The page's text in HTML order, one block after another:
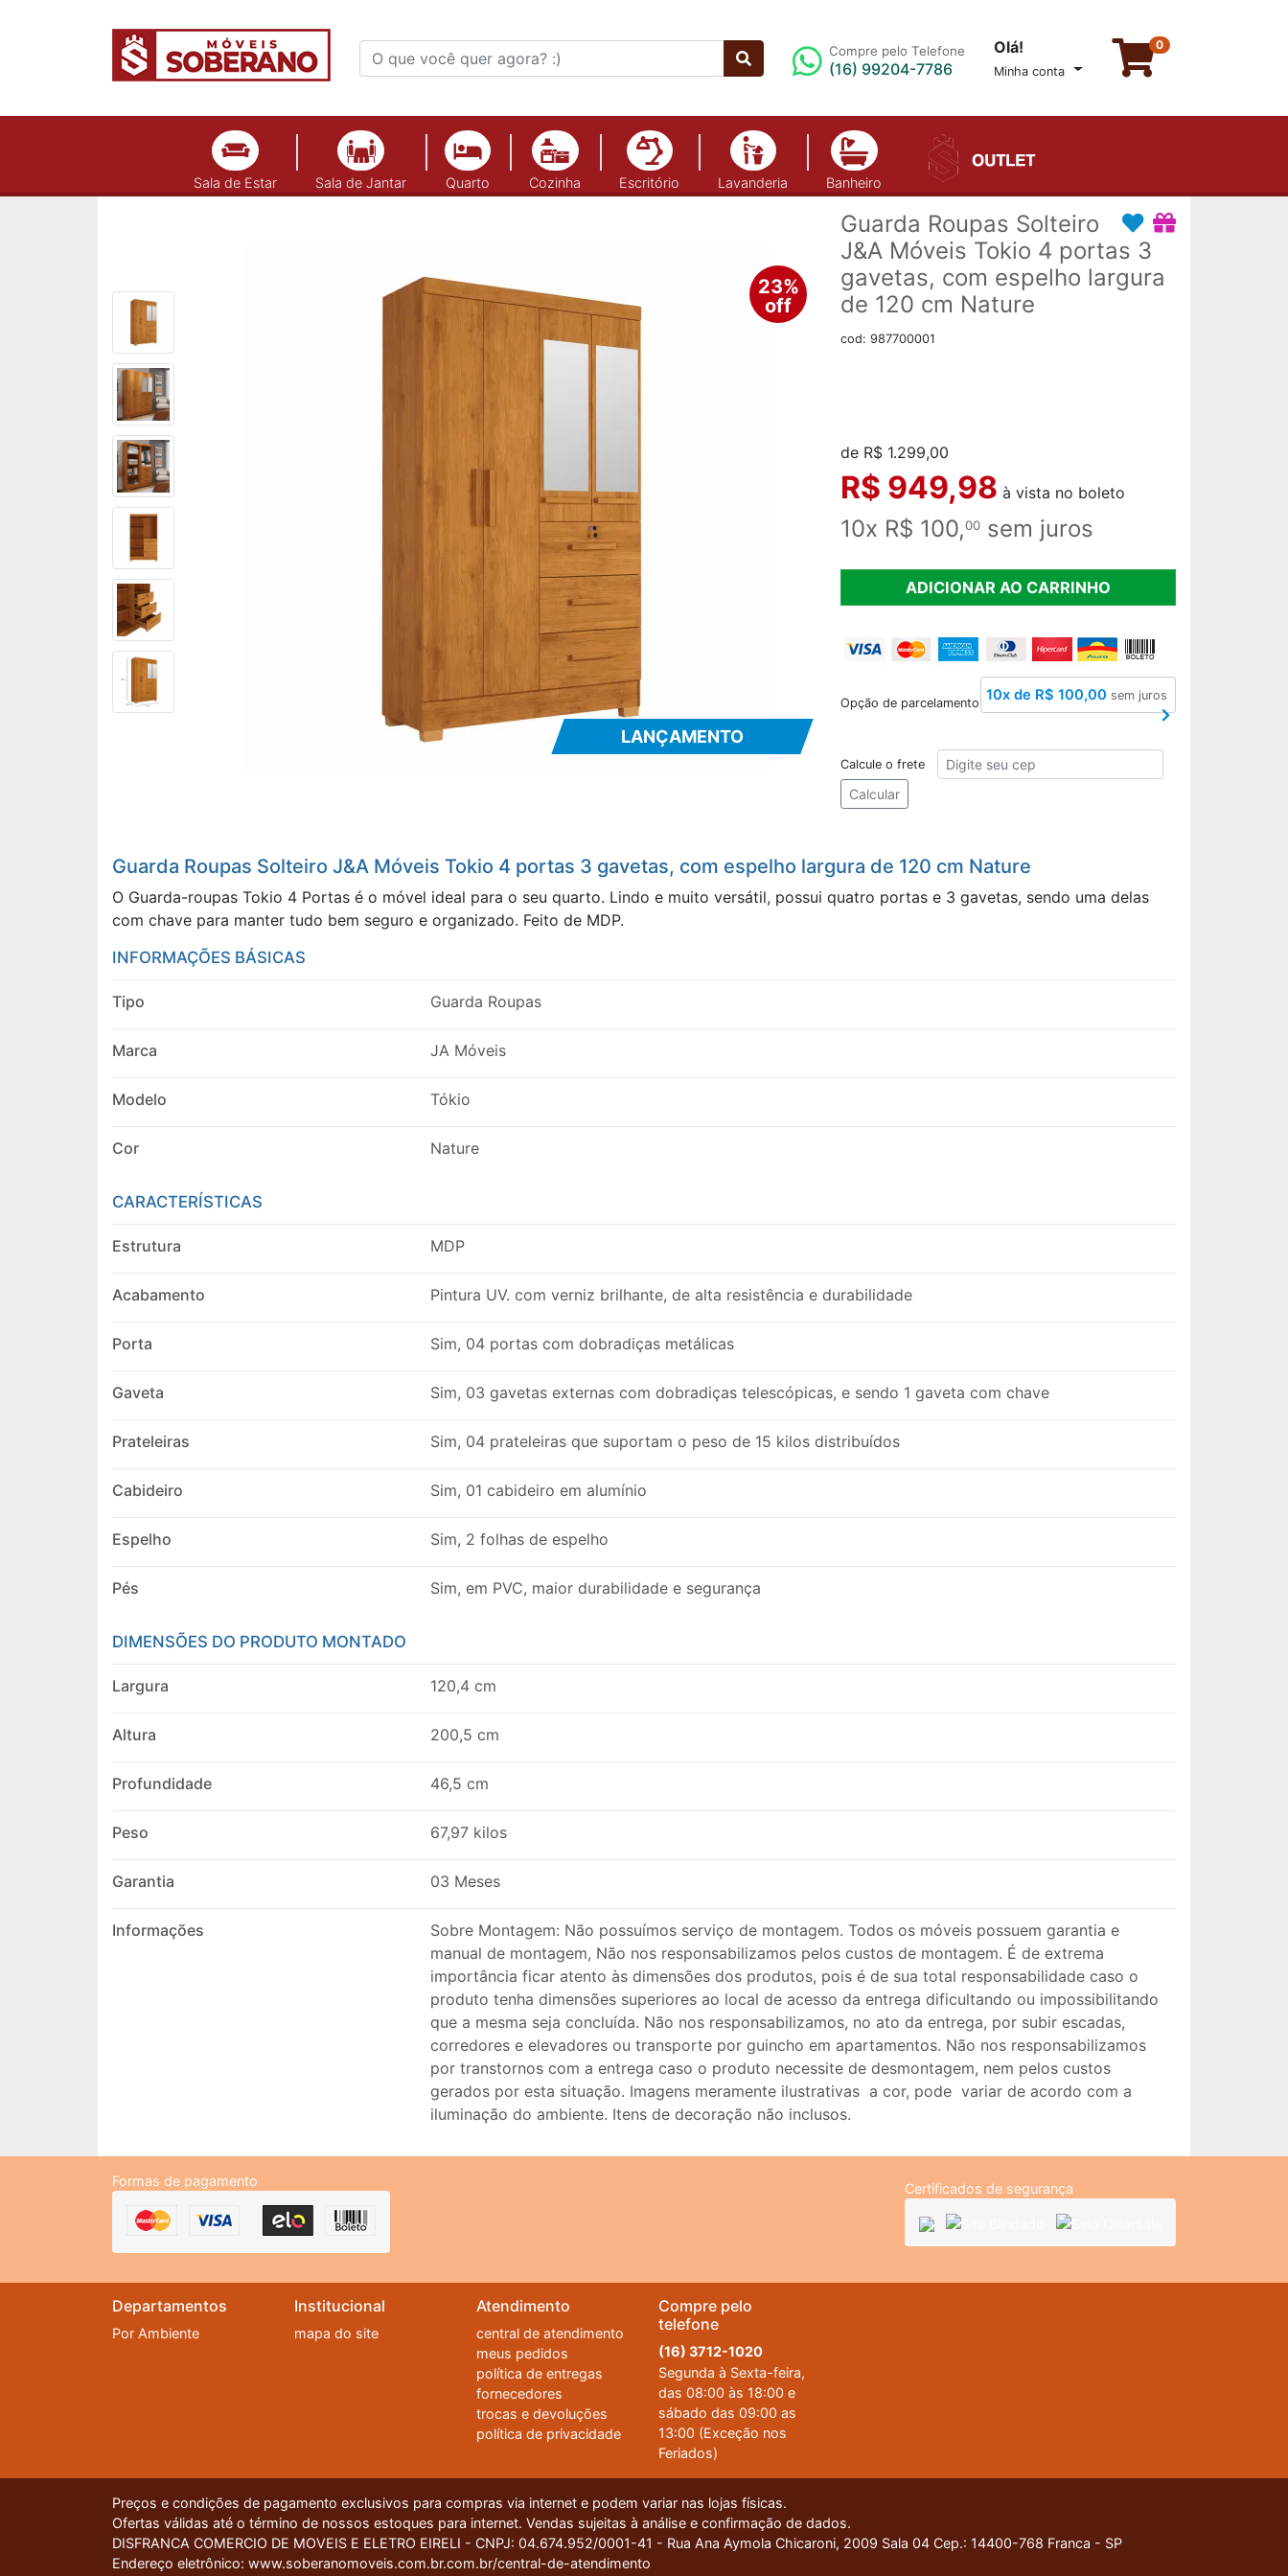
Compre pelo Telefone
(16) 99204-7786
Olá!
Minha conta
0
Sala de Estar Sala de Jantar Quarto Cozinha Escritório Lavanderia Banheiro
23%
off
LANÇAMENTO
Guarda Roupas Solteiro
J&A Móveis Tokio 4 portas 3
gavetas, com espelho largura
de 120 cm Nature
cod: 987700001
de R$ 1.299,00
R$ 949,98 à vista no boleto
10x R$ 100,00 sem juros
ADICIONAR AO CARRINHO
Opção de parcelamento 10x de R$ 100,00 sem juros
Calcule o freteCEP
Calcular
Guarda Roupas Solteiro J&A Móveis Tokio 4 portas 3 gavetas, com espelho largura de 120 cm Nature
O Guarda-roupas Tokio 4 Portas é o móvel ideal para o seu quarto. Lindo e muito versátil, possui quatro portas e 3 gavetas, sendo uma delas
com chave para manter tudo bem seguro e organizado. Feito de MDP.
INFORMAÇÕES BÁSICAS
Tipo Guarda Roupas
Marca JA Móveis
Modelo Tókio
Cor Nature
CARACTERÍSTICAS
Estrutura MDP
Acabamento Pintura UV. com verniz brilhante, de alta resistência e durabilidade
Porta Sim, 04 portas com dobradiças metálicas
Gaveta Sim, 03 gavetas externas com dobradiças telescópicas, e sendo 1 gaveta com chave
Prateleiras Sim, 04 prateleiras que suportam o peso de 15 kilos distribuídos
Cabideiro Sim, 01 cabideiro em alumínio
Espelho Sim, 2 folhas de espelho
Pés Sim, em PVC, maior durabilidade e segurança
DIMENSÕES DO PRODUTO MONTADO
Largura 120,4 cm
Altura 200,5 cm
Profundidade 46,5 cm
Peso 67,97 kilos
Garantia 03 Meses
Informações
Sobre Montagem: Não possuímos serviço de montagem. Todos os móveis possuem garantia e
manual de montagem, Não nos responsabilizamos pelos custos de montagem. É de extrema
importância ficar atento às dimensões dos produtos, pois é de sua total responsabilidade caso o
produto tenha dimensões superiores ao local de acesso da entrega dificultando ou impossibilitando
que a mesma seja concluída. Não nos responsabilizamos, no ato da entrega, por subir escadas,
corredores e elevadores ou transporte por guincho em apartamentos. Não nos responsabilizamos
por transtornos com a entrega caso o produto necessite de desmontagem, nem pelos custos
gerados por esta situação. Imagens meramente ilustrativas a cor, pode variar de acordo com a
iluminação do ambiente. Itens de decoração não inclusos.
Formas de pagamento Certificados de segurança
Departamentos
Por Ambiente
Institucional
mapa do site
Atendimento
central de atendimento
meus pedidos
política de entregas
fornecedores
trocas e devoluções
política de privacidade
Compre pelo
telefone
(16) 3712-1020
Segunda à Sexta-feira,
das 08:00 às 18:00 e
sábado das 09:00 as
13:00 (Exceção nos
Feriados)
Preços e condições de pagamento exclusivos para compras via internet e podem variar nas lojas físicas.
Ofertas válidas até o término de nossos estoques para internet. Vendas sujeitas à análise e confirmação de dados.
DISFRANCA COMERCIO DE MOVEIS E ELETRO EIRELI - CNPJ: 04.674.952/0001-41 - Rua Ana Aymola Chicaroni, 2009 Sala 04 Cep.: 14400-768 Franca - SP
Endereço eletrônico: www.soberanomoveis.com.br.com.br/central-de-atendimento
Nossa plataforma utiliza cookies para garantir que você tenha a melhor experiência de compra. Se quiser saber mais, basta acessar nossaPolítica de Privacidade. Entendido